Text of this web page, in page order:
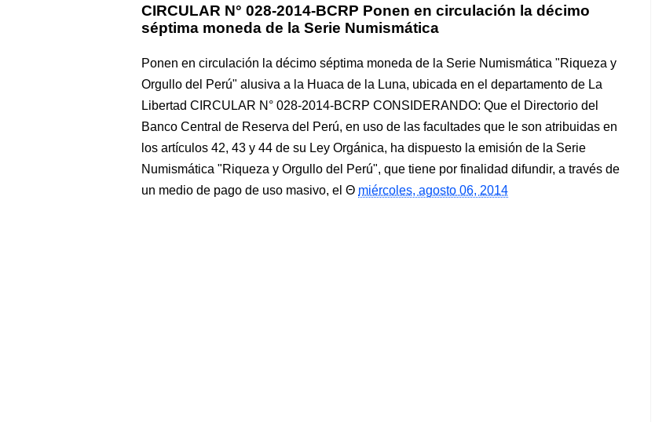
CIRCULAR N° 028-2014-BCRP Ponen en circulación la décimo
séptima moneda de la Serie Numismática
Ponen en circulación la décimo séptima moneda de la Serie Numismática "Riqueza y
Orgullo del Perú" alusiva a la Huaca de la Luna, ubicada en el departamento de La
Libertad CIRCULAR N° 028-2014-BCRP CONSIDERANDO: Que el Directorio del
Banco Central de Reserva del Perú, en uso de las facultades que le son atribuidas en
los artículos 42, 43 y 44 de su Ley Orgánica, ha dispuesto la emisión de la Serie
Numismática "Riqueza y Orgullo del Perú", que tiene por finalidad difundir, a través de
un medio de pago de uso masivo, el
miércoles, agosto 06, 2014